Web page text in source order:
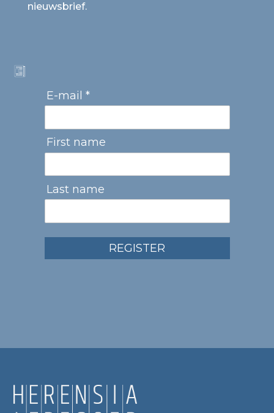
nieuwsbrief.
E-mail *
First name
Last name
REGISTER